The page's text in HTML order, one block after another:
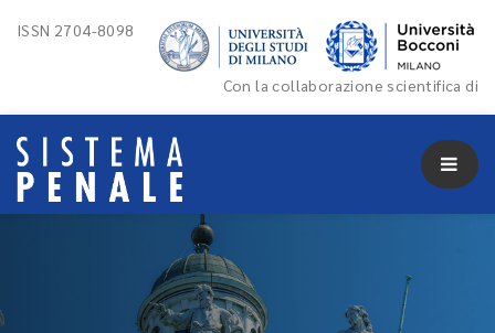
ISSN 2704-8098
Con la collaborazione scientifica di